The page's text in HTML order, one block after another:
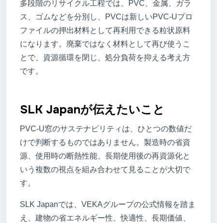
多段階のリサイクル工程では、PVC、金属、ガラ
ス、ゴムなどを分別し、PVCは新しいPVC-Uプロ
ファイルの押出材料として再利用できる粒状原料
になります。廃棄ではなく材料として再び使うこ
とで、資源循環を閉じ、処分負荷を抑える考え方
です。
SLK Japanが伝えたいこと
PVC-U窓のサステナビリティは、ひとつの数値だ
けで判断するものではありません。製造時の省資
源、使用時の断熱性能、長期使用後の再資源化と
いう複数の視点を組み合わせて見ることが大切で
す。
SLK Japanでは、VEKAグループの公式情報を踏ま
え、建物の省エネルギー性、快適性、長期価値、